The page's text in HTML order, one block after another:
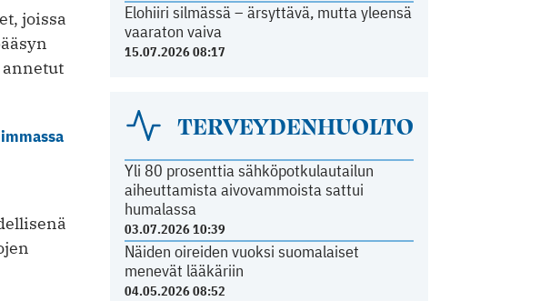
Elohiiri silmässä – ärsyttävä, mutta yleensä
vaaraton vaiva
15.07.2026 08:17
TERVEYDENHUOLTO
Yli 80 prosenttia sähköpotkulautailun
aiheuttamista aivovammoista sattui
humalassa
03.07.2026 10:39
Näiden oireiden vuoksi suomalaiset
menevät lääkäriin
04.05.2026 08:52
joissa
annetut